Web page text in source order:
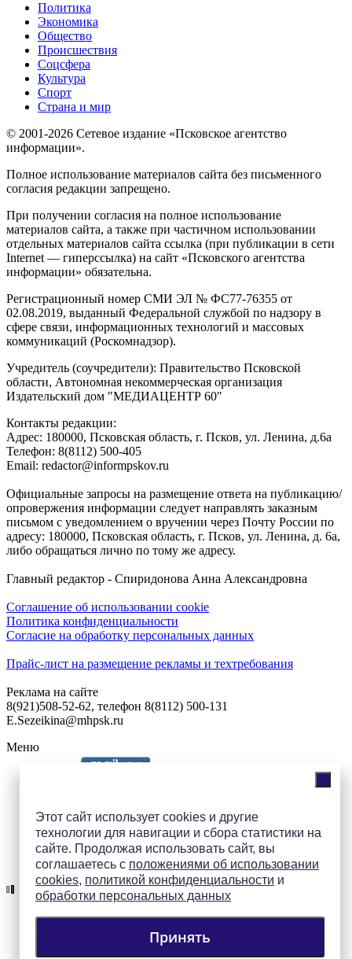
Этот сайт использует cookies и другие
технологии для навигации и сбора статистики на
сайте. Продолжая использовать сайт, вы
соглашаетесь с положениями об использовании
cookies, политикой конфиденциальности и
обработки персональных данных
Принять
Политика
Экономика
Общество
Происшествия
Соцсфера
Культура
Спорт
Страна и мир
© 2001-2026 Сетевое издание «Псковское агентство
информации».
Полное использование материалов сайта без письменного
согласия редакции запрещено.
При получении согласия на полное использование
материалов сайта, а также при частичном использовании
отдельных материалов сайта ссылка (при публикации в сети
Internet — гиперссылка) на сайт «Псковского агентства
информации» обязательна.
Регистрационный номер СМИ ЭЛ № ФС77-76355 от
02.08.2019, выданный Федеральной службой по надзору в
сфере связи, информационных технологий и массовых
коммуникаций (Роскомнадзор).
Учредитель (соучредители): Правительство Псковской
области, Автономная некоммерческая организация
Издательский дом "МЕДИАЦЕНТР 60"
Контакты редакции:
Адреc: 180000, Псковская область, г. Псков, ул. Ленина, д.6а
Телефон: 8(8112) 500-405
Email: redactor@informpskov.ru
Официальные запросы на размещение ответа на публикацию/
опровержения информации следует направлять заказным
письмом с уведомлением о вручении через Почту России по
адресу: 180000, Псковская область, г. Псков, ул. Ленина, д. 6а,
либо обращаться лично по тому же адресу.
Главный редактор - Спиридонова Анна Александровна
Соглашение об использовании cookie
Политика конфиденциальности
Согласие на обработку персональных данных
Прайс-лист на размещение рекламы и техтребования
Реклама на сайте
8(921)508-52-62, телефон 8(8112) 500-131
E.Sezeikina@mhpsk.ru
Меню
Подпишись на группы
ПАИ в соцсетях!